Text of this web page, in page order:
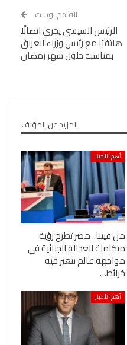
القادم بوست
الرئيس السيسي يجري اتصالًا
هاتفيًا مع رئيس وزراء العراق
بمناسبة حلول شهر رمضان
المزيد عن المؤلف
أهم الأخبار
من فيينا.. مصر تطرح رؤية
متكاملة للعدالة الجنائية في
مواجهة عالم تتغير فيه
خرائط…
أهم الأخبار